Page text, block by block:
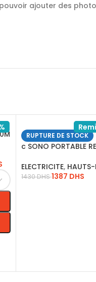
ajouter des
RUPTURE DE STOCK
c SONO PORTABLE
ELECTRICITE, HAUTS-
1430DHS1387 DHS